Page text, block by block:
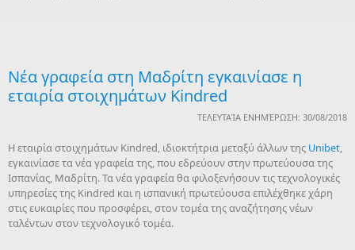
Νέα γραφεία στη Μαδρίτη εγκαινίασε η
εταιρία στοιχημάτων Kindred
ΤΕΛΕΥΤΑΊΑ ΕΝΗΜΈΡΩΣΗ: 30/08/2018
Η εταιρία στοιχημάτων Kindred, ιδιοκτήτρια μεταξύ άλλων της Unibet,
εγκαινίασε τα νέα γραφεία της, που εδρεύουν στην πρωτεύουσα της
Ισπανίας, Μαδρίτη. Τα νέα γραφεία θα φιλοξενήσουν τις τεχνολογικές
υπηρεσίες της Kindred και η ισπανική πρωτεύουσα επιλέχθηκε χάρη
στις ευκαιρίες που προσφέρει, στον τομέα της αναζήτησης νέων
ταλέντων στον τεχνολογικό τομέα.